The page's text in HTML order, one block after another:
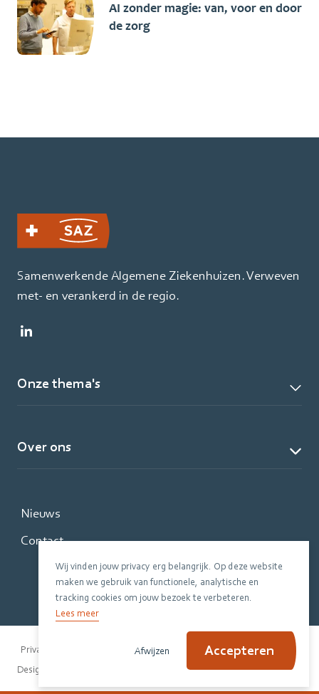
Wij vinden jouw privacy erg belangrijk. Op deze website
maken we gebruik van functionele, analytische en
tracking cookies om jouw bezoek te verbeteren.
Lees meer
Afwijzen Accepteren
AI zonder magie: van, voor en door
de zorg
Samenwerkende Algemene Ziekenhuizen. Verweven
met- en verankerd in de regio.
Onze thema's
Over ons
Nieuws
Contact
Privacy Policy
Cookiebeleid
Design Evers + de Gier
Code Jannes & Mannes